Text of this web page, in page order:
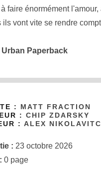
à faire énormément
ils vont vite se rendre
Urban Paperback
:
MATT FRACTION
: CHIP ZDARSKY
: ALEX
: 23 octobre 2026
0 page